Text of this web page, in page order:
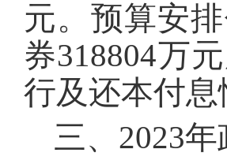
元。预算安
券318804万
行及还本付
三、2023